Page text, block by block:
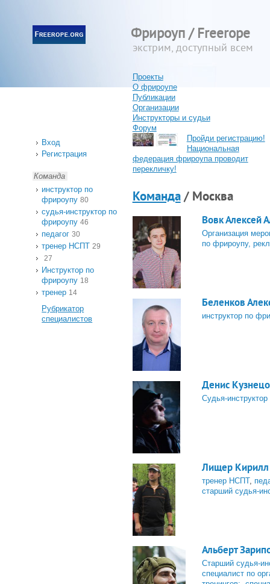
Фрироуп / Freerope
экстрим, доступный всем
Проекты
О фрироупе
Публикации
Организации
Инструкторы и судьи
Форум
Вход
Регистрация
Команда
инструктор по
фрироупу 80
судья-инструктор по
фрироупу 46
педагог 30
тренер НСПТ 29
27
Инструктор по
фрироупу 18
тренер 14
Рубрикатор
специалистов
Пройди регистрацию!
Национальная
федерация фрироупа проводит
перекличку!
Команда/ Москва
Вовк Алексей
Организация
по фрироупу,
Беленков
инструктор по
Денис
Судья-
Лищер Кирилл
тренер НСПТ,
старший судья-
Альберт
Старший судья-
специалист по